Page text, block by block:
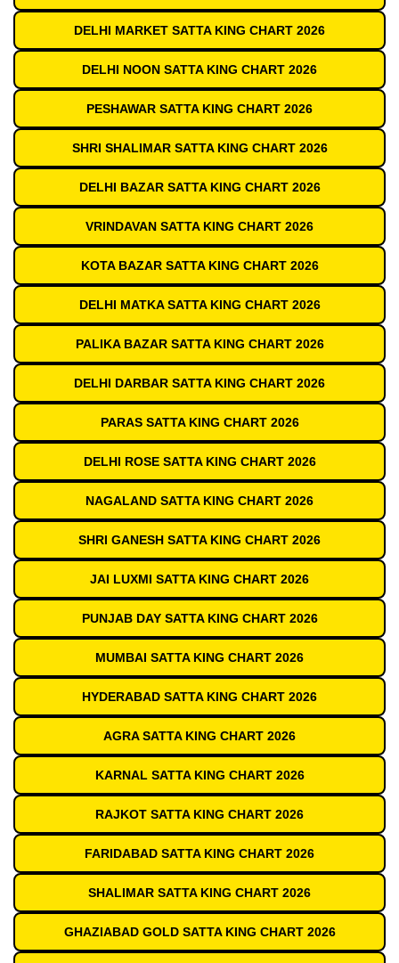
DELHI MARKET SATTA KING CHART 2026
DELHI NOON SATTA KING CHART 2026
PESHAWAR SATTA KING CHART 2026
SHRI SHALIMAR SATTA KING CHART 2026
DELHI BAZAR SATTA KING CHART 2026
VRINDAVAN SATTA KING CHART 2026
KOTA BAZAR SATTA KING CHART 2026
DELHI MATKA SATTA KING CHART 2026
PALIKA BAZAR SATTA KING CHART 2026
DELHI DARBAR SATTA KING CHART 2026
PARAS SATTA KING CHART 2026
DELHI ROSE SATTA KING CHART 2026
NAGALAND SATTA KING CHART 2026
SHRI GANESH SATTA KING CHART 2026
JAI LUXMI SATTA KING CHART 2026
PUNJAB DAY SATTA KING CHART 2026
MUMBAI SATTA KING CHART 2026
HYDERABAD SATTA KING CHART 2026
AGRA SATTA KING CHART 2026
KARNAL SATTA KING CHART 2026
RAJKOT SATTA KING CHART 2026
FARIDABAD SATTA KING CHART 2026
SHALIMAR SATTA KING CHART 2026
GHAZIABAD GOLD SATTA KING CHART 2026